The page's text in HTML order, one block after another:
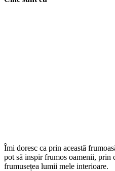
Îmi doresc ca prin această
pot să inspir frumos oamenii, prin
frumusețea lumii mele interioare.